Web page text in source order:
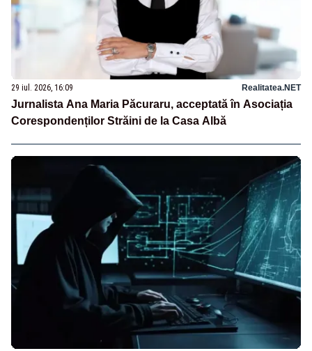
29 iul. 2026, 16:09 Realitatea.NET
Jurnalista Ana Maria Păcuraru, acceptată în Asociația
Corespondenților Străini de la Casa Albă